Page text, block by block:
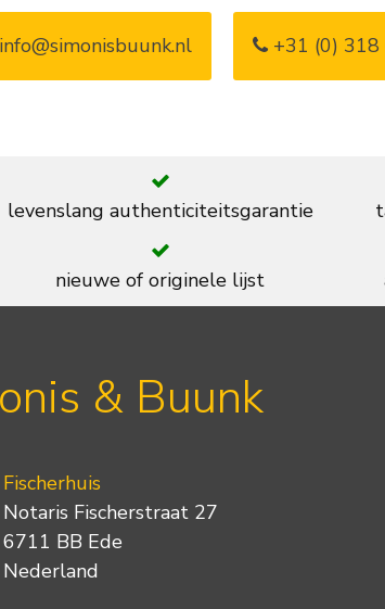
info@simonisbuunk.nl +31 (0) 318
levenslang authenticiteitsgarantie
nieuwe of originele lijst
& Buunk
Fischerhuis
Notaris Fischerstraat 27
6711 BB Ede
Nederland